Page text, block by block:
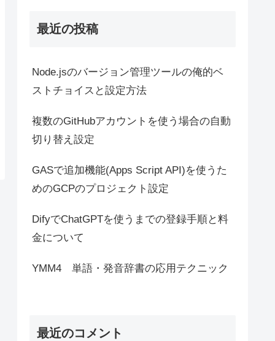
最近の投稿
Node.jsのバージョン管理ツールの俺的ベ
ストチョイスと設定方法
複数のGitHubアカウントを使う場合の自動
切り替え設定
GASで追加機能(Apps Script API)を使うた
めのGCPのプロジェクト設定
DifyでChatGPTを使うまでの登録手順と料
金について
YMM4 単語・発音辞書の応用テクニック
最近のコメント